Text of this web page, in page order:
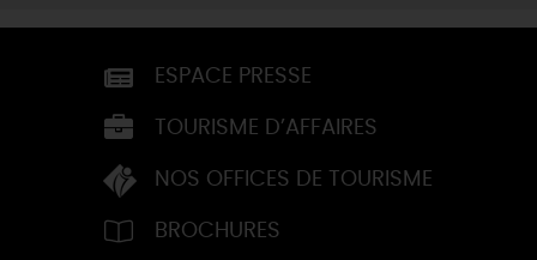
ESPACE PRESSE
TOURISME D’AFFAIRES
NOS OFFICES DE TOURISME
BROCHURES